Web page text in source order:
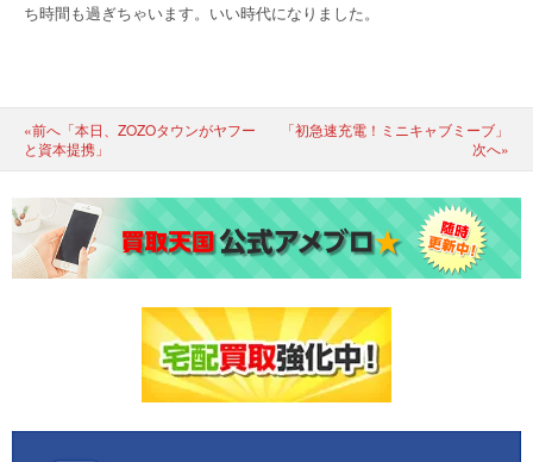
ち時間も過ぎちゃいます。いい時代になりました。
«前へ「本日、ZOZOタウンがヤフー
と資本提携」
「初急速充電！ミニキャブミーブ」
次へ»